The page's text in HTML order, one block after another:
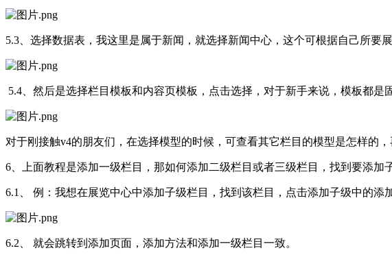
5.3、选择数据表，我这里是属于新闻，就选择新闻中心，这个可根据自己所要
5.4、然后是选择栏目模板和内容页模板，点击选择，对于新手来说，模板都
对于刚接触v4的朋友们，在选择模型的时候，可查看其它栏目的模型是怎样的
6、上面教程是添加一级栏目，那如何添加二级栏目或者三级栏目，找到要添加
6.1、 例：我想在展览中心中添加子级栏目，找到该栏目，点击添加子级中的添
6.2、 就会跳转到添加页面，添加方法和添加一级栏目一致。